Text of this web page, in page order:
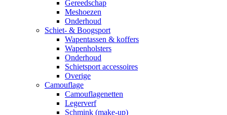
Gereedschap
Meshoezen
Onderhoud
Schiet- & Boogsport
Wapentassen & koffers
Wapenholsters
Onderhoud
Schietsport accessoires
Overige
Camouflage
Camouflagenetten
Legerverf
Schmink (make-up)